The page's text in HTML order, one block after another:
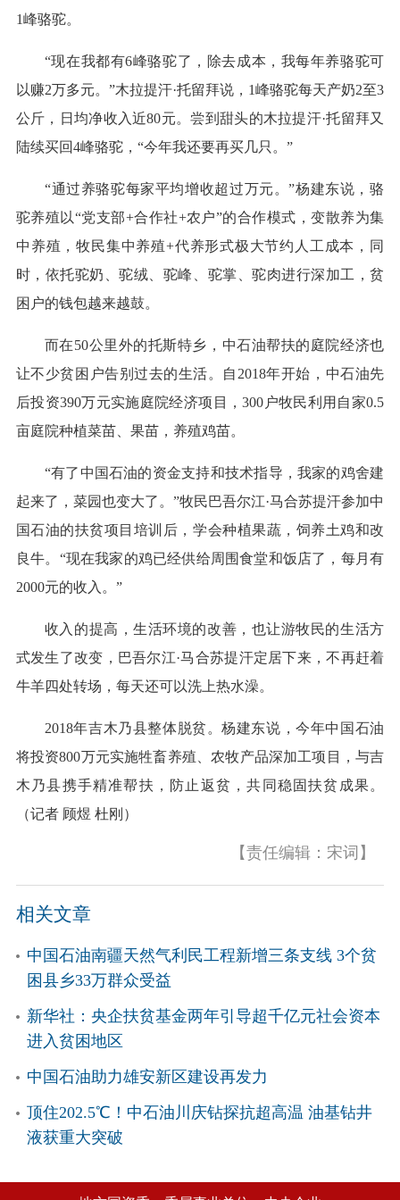
1峰骆驼。
“现在我都有6峰骆驼了，除去成本，我每年养骆驼可
以赚2万多元。”木拉提汗·托留拜说，1峰骆驼每天产奶2至3
公斤，日均净收入近80元。尝到甜头的木拉提汗·托留拜又
陆续买回4峰骆驼，“今年我还要再买几只。”
“通过养骆驼每家平均增收超过万元。”杨建东说，骆
驼养殖以“党支部+合作社+农户”的合作模式，变散养为集
中养殖，牧民集中养殖+代养形式极大节约人工成本，同
时，依托驼奶、驼绒、驼峰、驼掌、驼肉进行深加工，贫
困户的钱包越来越鼓。
而在50公里外的托斯特乡，中石油帮扶的庭院经济也
让不少贫困户告别过去的生活。自2018年开始，中石油先
后投资390万元实施庭院经济项目，300户牧民利用自家0.5
亩庭院种植菜苗、果苗，养殖鸡苗。
“有了中国石油的资金支持和技术指导，我家的鸡舍建
起来了，菜园也变大了。”牧民巴吾尔江·马合苏提汗参加中
国石油的扶贫项目培训后，学会种植果蔬，饲养土鸡和改
良牛。“现在我家的鸡已经供给周围食堂和饭店了，每月有
2000元的收入。”
收入的提高，生活环境的改善，也让游牧民的生活方
式发生了改变，巴吾尔江·马合苏提汗定居下来，不再赶着
牛羊四处转场，每天还可以洗上热水澡。
2018年吉木乃县整体脱贫。杨建东说，今年中国石油
将投资800万元实施牲畜养殖、农牧产品深加工项目，与吉
木乃县携手精准帮扶，防止返贫，共同稳固扶贫成果。
（记者 顾煜 杜刚）
【责任编辑：宋词】
相关文章
中国石油南疆天然气利民工程新增三条支线 3个贫
困县乡33万群众受益
新华社：央企扶贫基金两年引导超千亿元社会资本
进入贫困地区
中国石油助力雄安新区建设再发力
顶住202.5℃！中石油川庆钻探抗超高温 油基钻井
液获重大突破